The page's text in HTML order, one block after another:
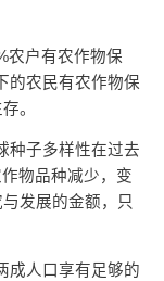
农户有农作物保
的农民有农作物保
。
种子多样性在过去
物品种减少，变
发展的金额，只
成人口享有足够的